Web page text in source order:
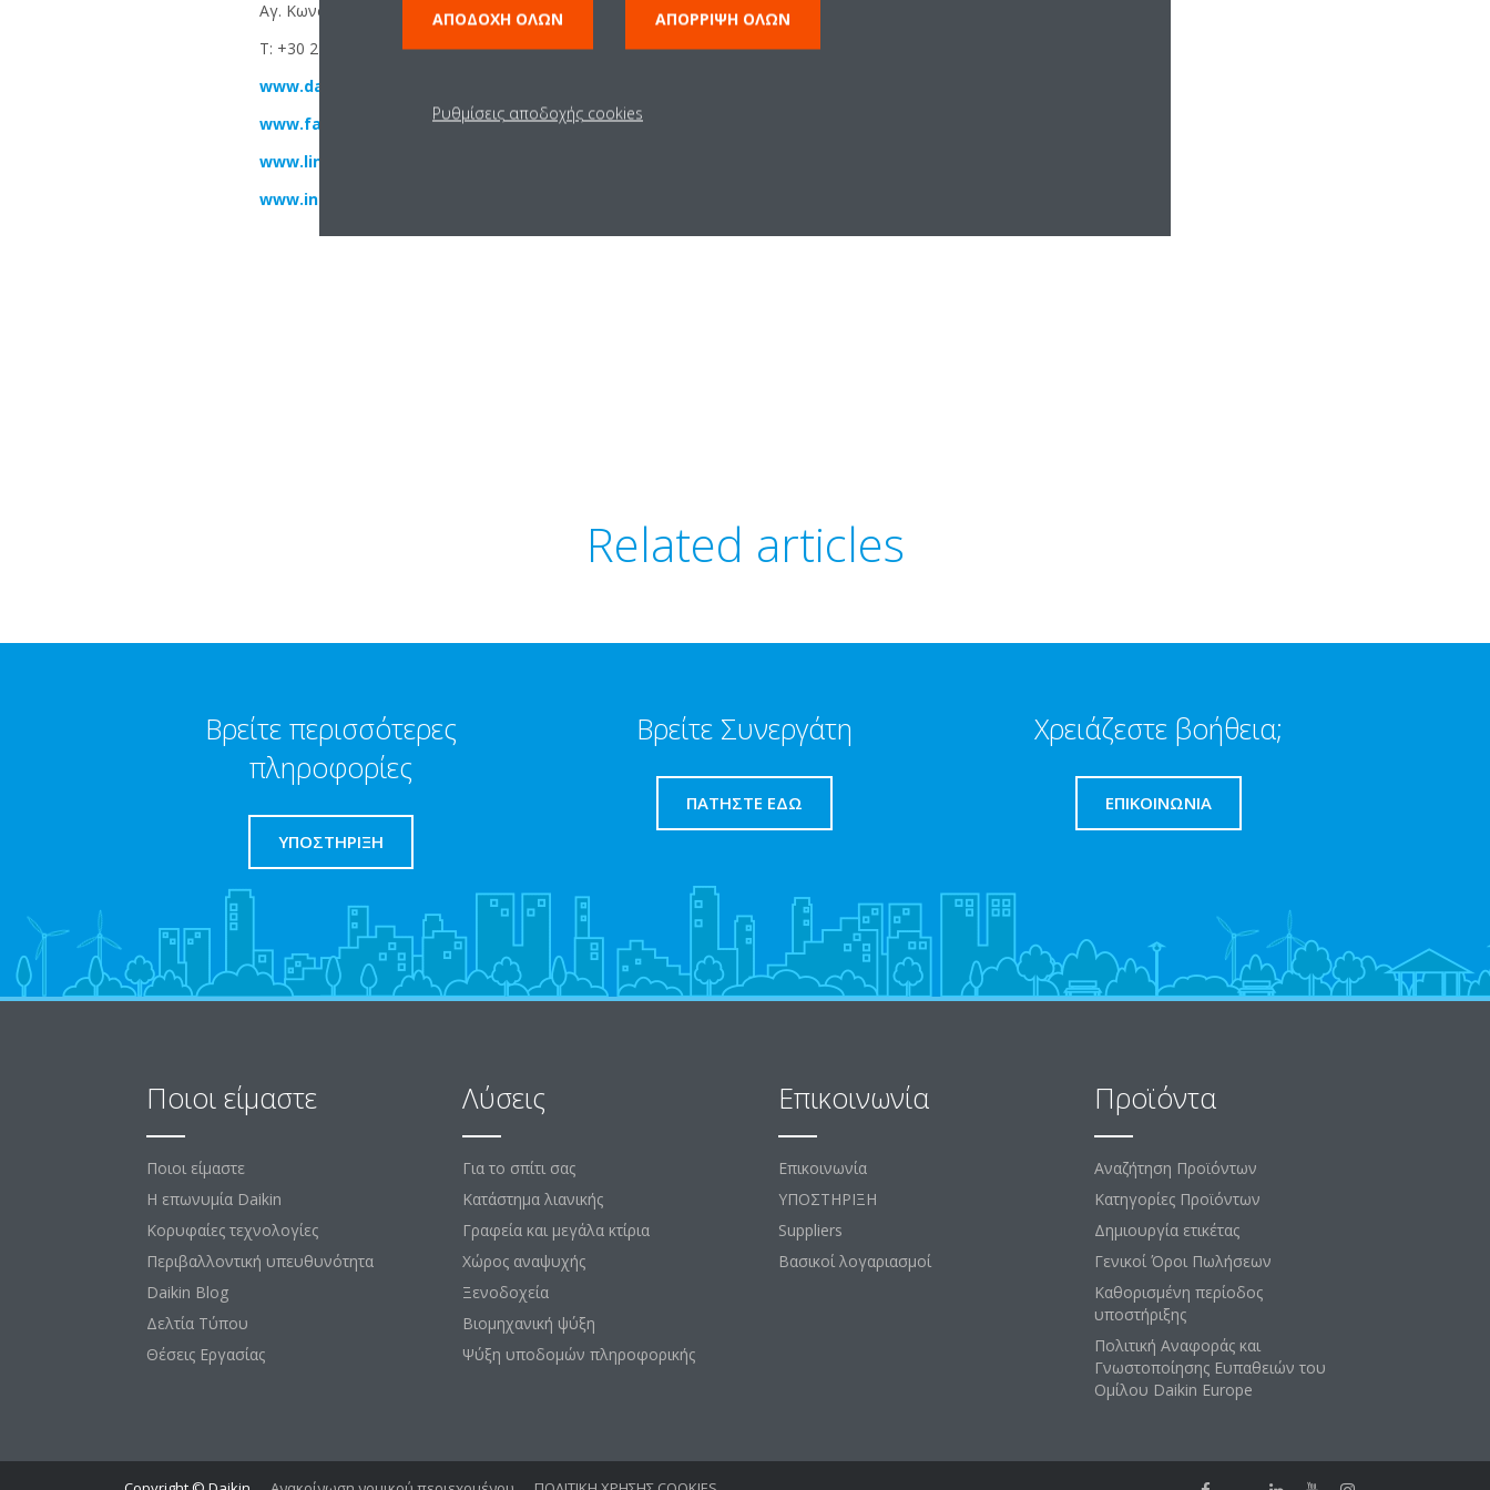
Αγ. Κωνσταντίνου 50, 151 24, Μαρούσι
T: +30 210 8761300, F: +30 210 8761400, E:info@daikin.gr
www.daikin.gr
www.facebook.com/company/daikin.greece
www.linkedin.com/company/daikin-hellas
www.instagram.com/daikin_hellas
Related articles
Βρείτε περισσότερες
πληροφορίες
ΥΠΟΣΤΗΡΙΞΗ
Βρείτε Συνεργάτη
ΠΑΤΉΣΤΕ ΕΔΏ
Χρειάζεστε βοήθεια;
ΕΠΙΚΟΙΝΩΝΊΑ
Ποιοι είμαστε
Ποιοι είμαστε
Η επωνυμία Daikin
Κορυφαίες τεχνολογίες
Περιβαλλοντική υπευθυνότητα
Daikin Blog
Δελτία Τύπου
Θέσεις Εργασίας
Λύσεις
Για το σπίτι σας
Κατάστημα λιανικής
Γραφεία και μεγάλα κτίρια
Χώρος αναψυχής
Ξενοδοχεία
Βιομηχανική ψύξη
Ψύξη υποδομών πληροφορικής
Επικοινωνία
Επικοινωνία
ΥΠΟΣΤΗΡΙΞΗ
Suppliers
Βασικοί λογαριασμοί
Προϊόντα
Αναζήτηση Προϊόντων
Κατηγορίες Προϊόντων
Δημιουργία ετικέτας
Γενικοί Όροι Πωλήσεων
Καθορισμένη περίοδος
υποστήριξης
Πολιτική Αναφοράς και
Γνωστοποίησης Ευπαθειών του
Ομίλου Daikin Europe
ΑΠΟΔΟΧΉ ΌΛΩΝ ΑΠΌΡΡΙΨΗ ΌΛΩΝ
Ρυθμίσεις αποδοχής cookies